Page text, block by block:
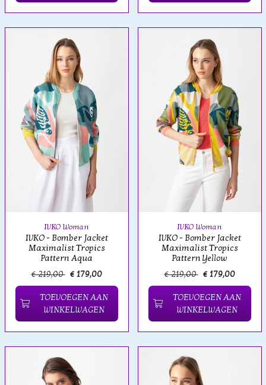
IVKO Woman
IVKO - Bomber Jacket
Maximalist Tropics
Pattern Aqua
€ 219,00 € 179,00
TOEVOEGEN AAN
WINKELWAGEN
IVKO Woman
IVKO - Bomber Jacket
Maximalist Tropics
Pattern Yellow
€ 219,00 € 179,00
TOEVOEGEN AAN
WINKELWAGEN